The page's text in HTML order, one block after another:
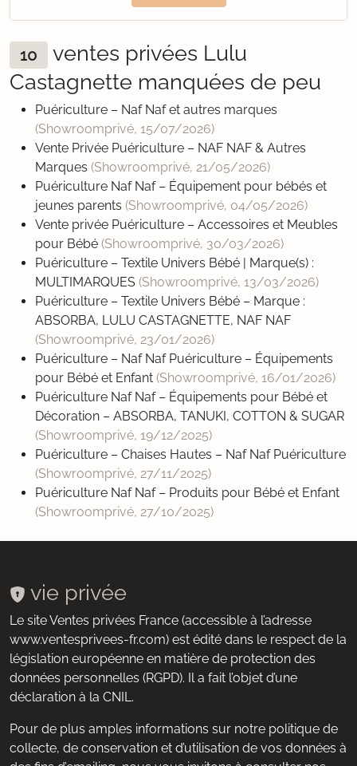
10
ventes privées Lulu
Castagnette manquées de peu
Puériculture – Naf Naf et autres marques
(Showroomprivé, 15/07/2026)
Vente Privée Puériculture – NAF NAF & Autres
Marques (Showroomprivé, 21/05/2026)
Puériculture Naf Naf – Équipement pour bébés et
jeunes parents (Showroomprivé, 04/05/2026)
Vente privée Puériculture – Accessoires et Meubles
pour Bébé (Showroomprivé, 30/03/2026)
Puériculture – Textile Univers Bébé | Marque(s) :
MULTIMARQUES (Showroomprivé, 13/03/2026)
Puériculture – Textile Univers Bébé – Marque :
ABSORBA, LULU CASTAGNETTE, NAF NAF
(Showroomprivé, 23/01/2026)
Puériculture – Naf Naf Puériculture – Équipements
pour Bébé et Enfant (Showroomprivé, 16/01/2026)
Puériculture Naf Naf – Équipements pour Bébé et
Décoration – ABSORBA, TANUKI, COTTON & SUGAR
(Showroomprivé, 19/12/2025)
Puériculture – Chaises Hautes – Naf Naf Puériculture
(Showroomprivé, 27/11/2025)
Puériculture Naf Naf – Produits pour Bébé et Enfant
(Showroomprivé, 27/10/2025)
vie privée
Le site Ventes privées France (accessible à l’adresse
www.ventesprivees-fr.com) est édité dans le respect de la
législation européenne en matière de protection des
données personnelles (RGPD). Il a fait l’objet d’une
déclaration à la CNIL.
Pour de plus amples informations sur notre politique de
collecte, de conservation et d’utilisation de vos données à